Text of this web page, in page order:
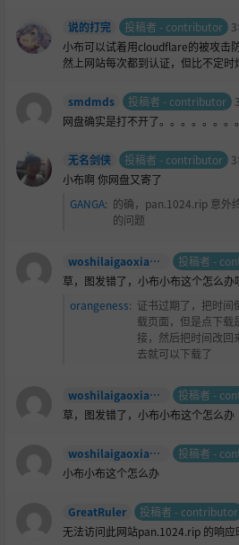
说的打完 投稿者 - contributor
小布可以试着用cloudflare的被攻击
然上网站每次都到认证，但比不定时
smdmds 投稿者 - contributor
网盘确实是打不开了。。。。。。。
无名剑侠 投稿者 - contributor
小布啊 你网盘又寄了
GANGA: 的确，pan.1024.rip 意外
的问题
woshilaigaoxiaode 投稿者 -
草，图发错了，小布小布这个怎么办
orangeness: 证书过期了，把时间
载页面，但是点下载
接，然后把时间改回
去就可以下载了
woshilaigaoxiaode 投稿者 -
草，图发错了，小布小布这个怎么办
woshilaigaoxiaode 投稿者 -
小布小布这个怎么办
GreatRuler 投稿者 - contributor
无法访问此网站pan.1024.rip 的响应